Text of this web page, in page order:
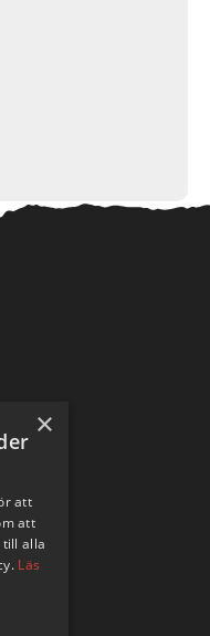
×
att
att
till alla
Läs